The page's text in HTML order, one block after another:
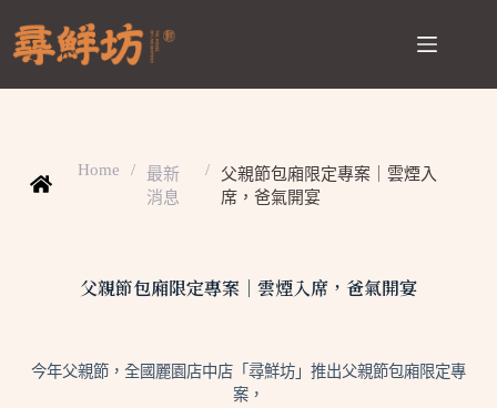
Home /
最新
消息
/
父親節包廂限定專案｜雲煙入
席，爸氣開宴
父親節包廂限定專案｜雲煙入席，爸氣開宴
今年父親節，全國麗園店中店「尋鮮坊」推出父親節包廂限定專
案，